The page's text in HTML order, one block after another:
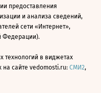
предоставления
и анализа сведений,
сети «Интернет»,
Федерации).
технологий в виджетах
сайте vedomosti.ru: СМИ2,